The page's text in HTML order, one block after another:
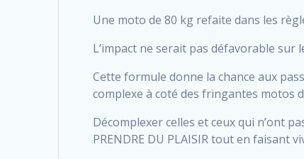
Une moto de 80 kg refaite dans les
L’impact ne serait pas défavorable sur
Cette formule donne la chance aux
complexe à coté des fringantes motos
Décomplexer celles et ceux qui n’ont
PRENDRE DU PLAISIR tout en faisant